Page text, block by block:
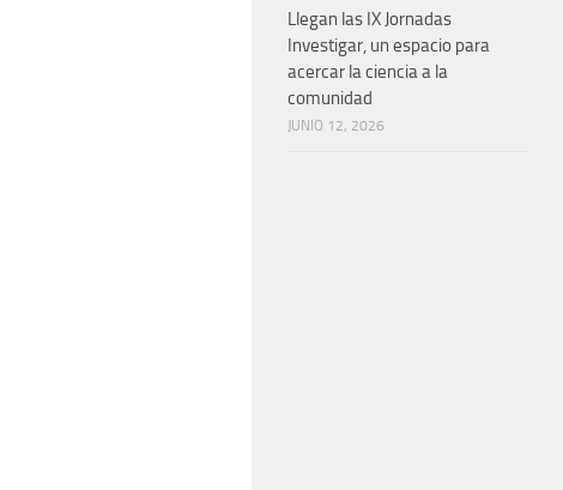
Llegan las IX Jornadas
Investigar, un espacio para
acercar la ciencia a la
comunidad
JUNIO 12, 2026